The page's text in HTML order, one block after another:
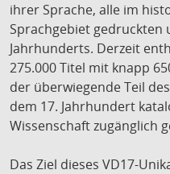
ihrer Sprache, alle im
Sprachgebiet gedruckten
Jahrhunderts. Derzeit
275.000 Titel mit knapp
der überwiegende Teil
dem 17. Jahrhundert
Wissenschaft zugänglich
Das Ziel dieses VD17-